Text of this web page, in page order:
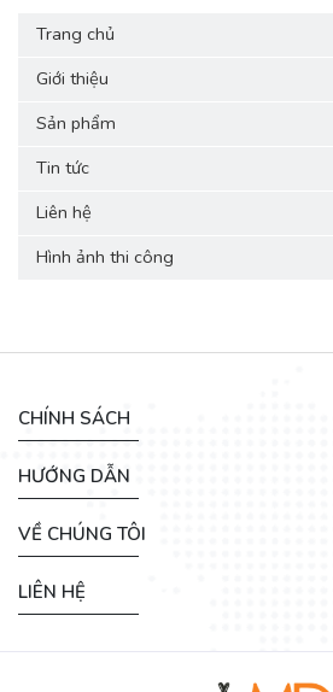
Trang chủ
Giới thiệu
Sản phẩm
Tin tức
Liên hệ
Hình ảnh thi công
CHÍNH SÁCH
HƯỚNG DẪN
VỀ CHÚNG TÔI
LIÊN HỆ